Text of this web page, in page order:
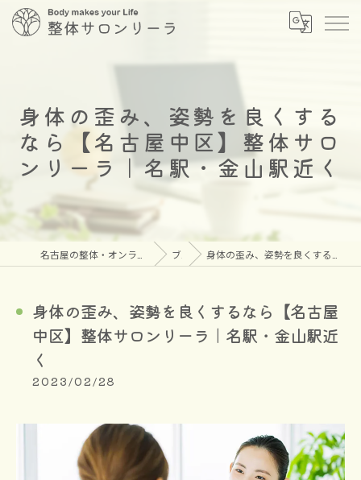
身体の歪み、姿勢を良くする
なら【名古屋中区】整体サロ
ンリーラ｜名駅・金山駅近く
ブログ 身体の歪み、姿勢を良くするなら【名古屋中区】整体サロンリーラ｜名駅・金山駅近く
身体の歪み、姿勢を良くするなら【名古屋
中区】整体サロンリーラ｜名駅・金山駅近
く
2023/02/28